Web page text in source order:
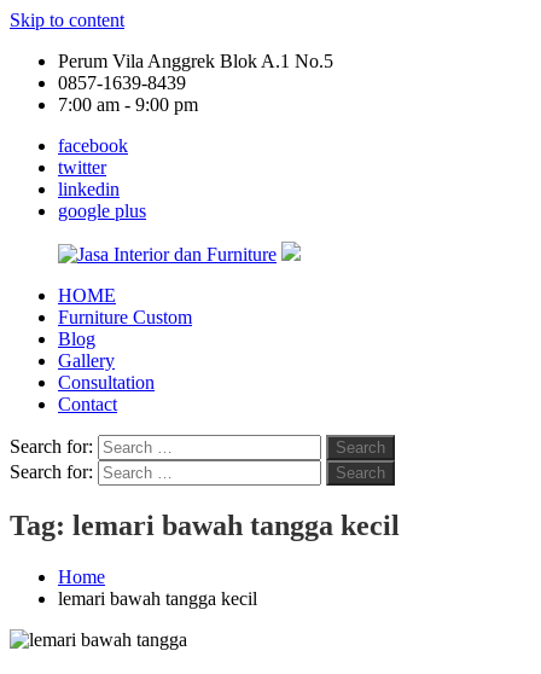
Skip to content
Perum Vila Anggrek Blok A.1 No.5
0857-1639-8439
7:00 am - 9:00 pm
facebook
twitter
linkedin
google plus
Jasa
Interior
Furniture
HOME
Furniture Custom
Blog
Gallery
Consultation
Contact
Search for: Search
Search for: Search
Tag: lemari bawah tangga kecil
Home
lemari bawah tangga kecil